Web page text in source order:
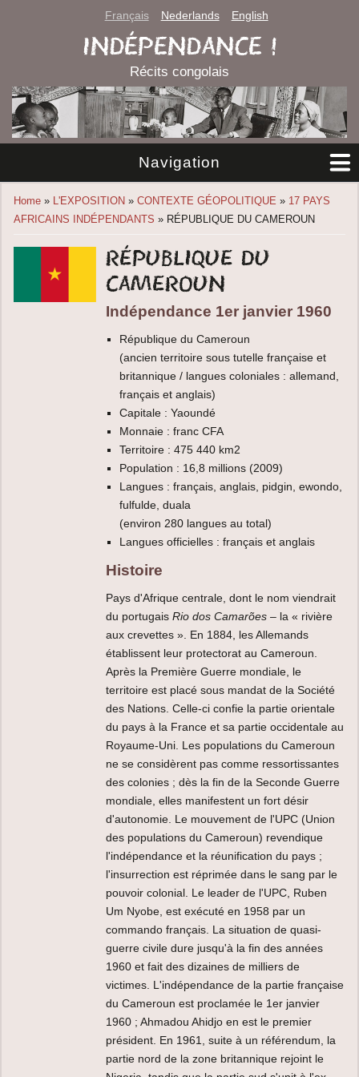
Français Nederlands English
INDÉPENDANCE !
Récits congolais
Navigation
You are here
Home » L'EXPOSITION » CONTEXTE GÉOPOLITIQUE » 17 PAYS
AFRICAINS INDÉPENDANTS » RÉPUBLIQUE DU CAMEROUN
République du
Cameroun
Indépendance 1er janvier 1960
République du Cameroun
(ancien territoire sous tutelle française et
britannique / langues coloniales : allemand,
français et anglais)
Capitale : Yaoundé
Monnaie : franc CFA
Territoire : 475 440 km2
Population : 16,8 millions (2009)
Langues : français, anglais, pidgin, ewondo,
fulfulde, duala
(environ 280 langues au total)
Langues officielles : français et anglais
Histoire
Pays d'Afrique centrale, dont le nom viendrait
du portugais Rio dos Camarões – la « rivière
aux crevettes ». En 1884, les Allemands
établissent leur protectorat au Cameroun.
Après la Première Guerre mondiale, le
territoire est placé sous mandat de la Société
des Nations. Celle-ci confie la partie orientale
du pays à la France et sa partie occidentale au
Royaume-Uni. Les populations du Cameroun
ne se considèrent pas comme ressortissantes
des colonies ; dès la fin de la Seconde Guerre
mondiale, elles manifestent un fort désir
d'autonomie. Le mouvement de l'UPC (Union
des populations du Cameroun) revendique
l'indépendance et la réunification du pays ;
l'insurrection est réprimée dans le sang par le
pouvoir colonial. Le leader de l'UPC, Ruben
Um Nyobe, est exécuté en 1958 par un
commando français. La situation de quasi-
guerre civile dure jusqu'à la fin des années
1960 et fait des dizaines de milliers de
victimes. L'indépendance de la partie française
du Cameroun est proclamée le 1er janvier
1960 ; Ahmadou Ahidjo en est le premier
président. En 1961, suite à un référendum, la
partie nord de la zone britannique rejoint le